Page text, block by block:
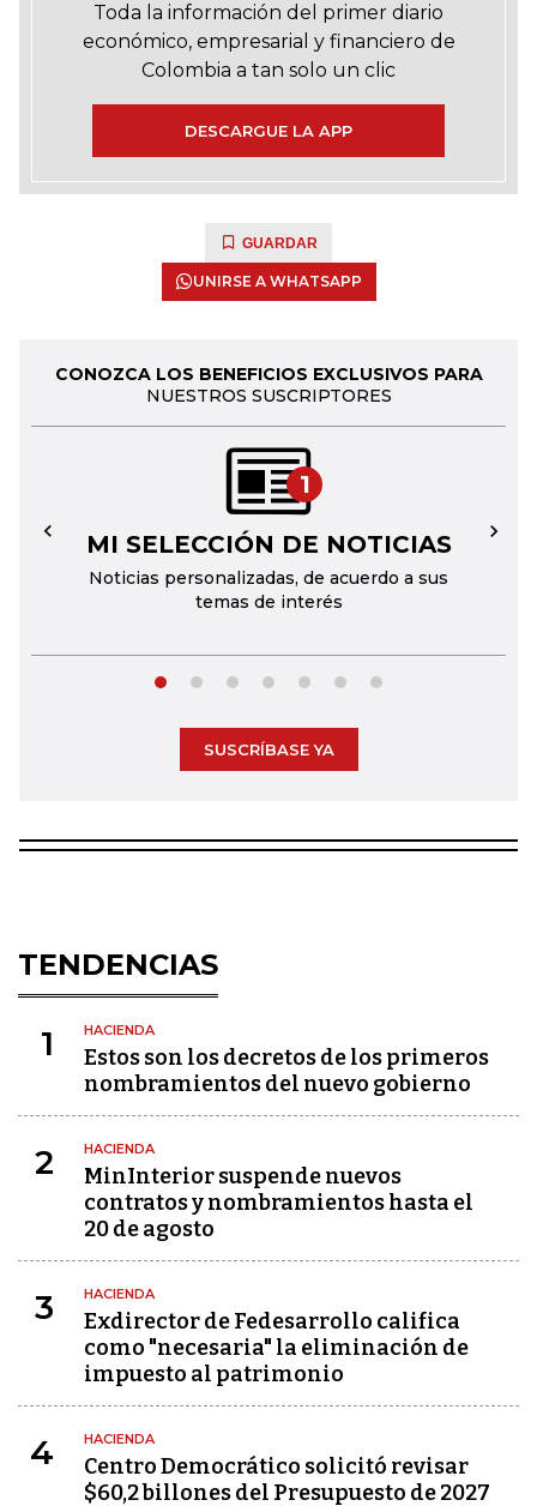
Toda la información del primer diario
económico, empresarial y financiero de
Colombia a tan solo un clic
DESCARGUE LA APP
GUARDAR
UNIRSE A WHATSAPP
CONOZCA LOS BENEFICIOS EXCLUSIVOS PARA
NUESTROS SUSCRIPTORES
1
MI SELECCIÓN DE NOTICIAS
Noticias personalizadas, de acuerdo a sus
temas de interés
← →
SUSCRÍBASE YA
TENDENCIAS
1 HACIENDA
Estos son los decretos de los primeros
nombramientos del nuevo gobierno
2 HACIENDA
MinInterior suspende nuevos
contratos y nombramientos hasta el
20 de agosto
3 HACIENDA
Exdirector de Fedesarrollo califica
como "necesaria" la eliminación de
impuesto al patrimonio
4 HACIENDA
Centro Democrático solicitó revisar
$60,2 billones del Presupuesto de 2027